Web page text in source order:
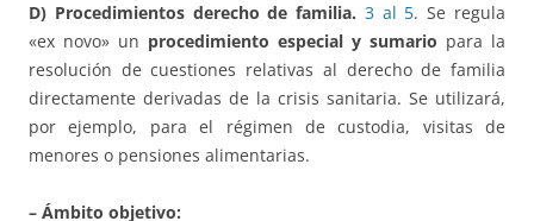
D) Procedimientos derecho de familia. 3 al 5. Se regula
«ex novo» un procedimiento especial y sumario para la
resolución de cuestiones relativas al derecho de familia
directamente derivadas de la crisis sanitaria. Se utilizará,
por ejemplo, para el régimen de custodia, visitas de
menores o pensiones alimentarias.
– Ámbito objetivo: